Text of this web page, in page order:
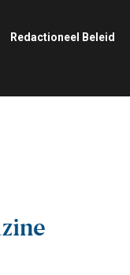
Redactioneel Beleid